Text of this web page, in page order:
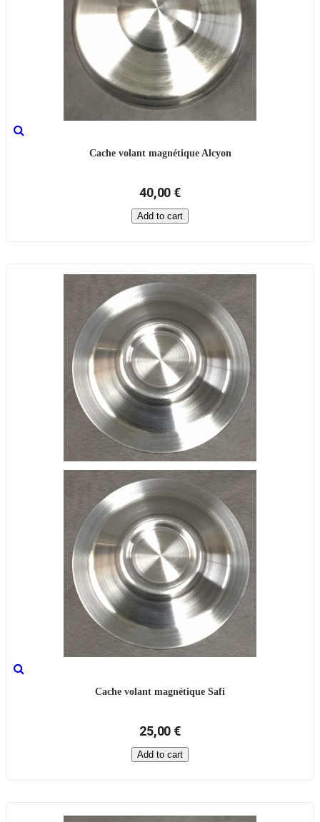
Cache volant magnétique Alcyon
40,00 €
Add to cart
Cache volant magnétique Safi
25,00 €
Add to cart